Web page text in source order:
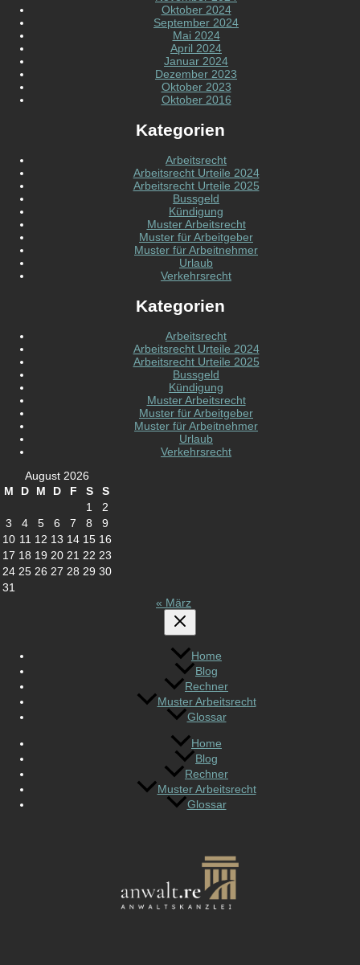
Oktober 2024
September 2024
Mai 2024
April 2024
Januar 2024
Dezember 2023
Oktober 2023
Oktober 2016
Kategorien
Arbeitsrecht
Arbeitsrecht Urteile 2024
Arbeitsrecht Urteile 2025
Bussgeld
Kündigung
Muster Arbeitsrecht
Muster für Arbeitgeber
Muster für Arbeitnehmer
Urlaub
Verkehrsrecht
Kategorien
Arbeitsrecht
Arbeitsrecht Urteile 2024
Arbeitsrecht Urteile 2025
Bussgeld
Kündigung
Muster Arbeitsrecht
Muster für Arbeitgeber
Muster für Arbeitnehmer
Urlaub
Verkehrsrecht
August 2026
M
D M D F S
S
1
2
3
4 5 6 7 8
9
10 11 12 13 14 15 16
17 18 19 20 21 22 23
24 25 26 27 28 29 30
31
« März
Home
Blog
Rechner
Muster Arbeitsrecht
Glossar
Home
Blog
Rechner
Muster Arbeitsrecht
Glossar